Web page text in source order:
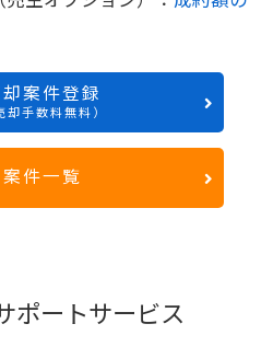
案件登録
却手数料無料）
案件一覧
ポートサービス